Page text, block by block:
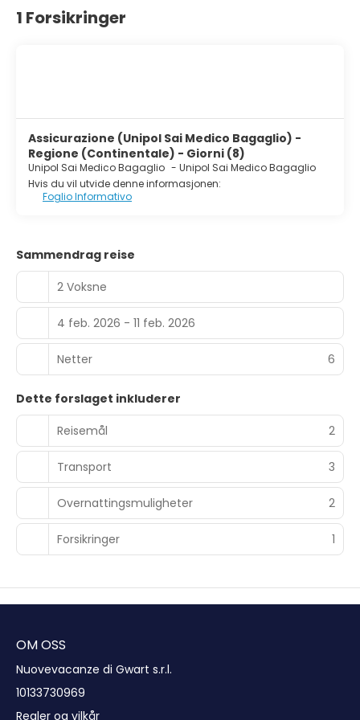
1 Forsikringer
Assicurazione (Unipol Sai Medico Bagaglio) -
Regione (Continentale) - Giorni (8)
Unipol Sai Medico Bagaglio - Unipol Sai Medico Bagaglio
Hvis du vil utvide denne informasjonen:
Foglio Informativo
Sammendrag reise
2 Voksne
4 feb. 2026 - 11 feb. 2026
Netter 6
Dette forslaget inkluderer
Reisemål
2
Transport 3
Overnattingsmuligheter 2
Forsikringer 1
OM OSS
Nuovevacanze di Gwart s.r.l.
10133730969
Regler og vilkår